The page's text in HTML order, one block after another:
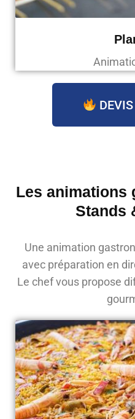
Les animations
Stands
Une animation
avec préparation en
Le chef vous propose